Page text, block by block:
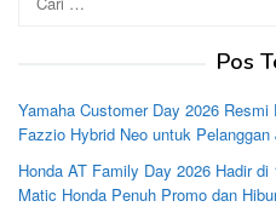
untuk:
Pos
Yamaha Customer Day 2026
Fazzio Hybrid Neo untuk
Honda AT Family Day 2026 Hadir
Matic Honda Penuh Promo dan